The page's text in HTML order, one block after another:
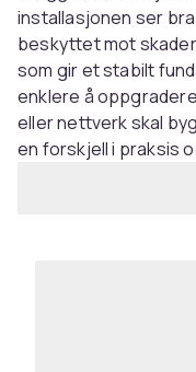
installasjonen ser
beskyttet mot
som gir et stabilt
enklere å
eller nettverk skal
en forskjell i praksis